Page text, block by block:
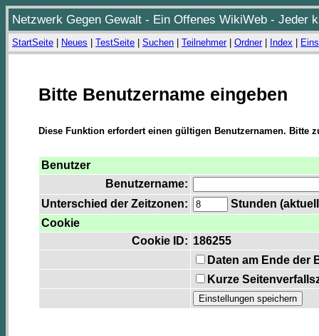
Netzwerk Gegen Gewalt - Ein Offenes WikiWeb - Jeder
StartSeite Neues TestSeite Suchen Teilnehmer| Ordner| Index
Bitte Benutzername eingeben
Diese Funktion erfordert einen gültigen Benutzernamen. Bitte
Benutzer
Benutzername:
Unterschied der Zeitzonen:
Stunden
Cookie
Cookie ID: 186255
Daten am Ende der
Kurze